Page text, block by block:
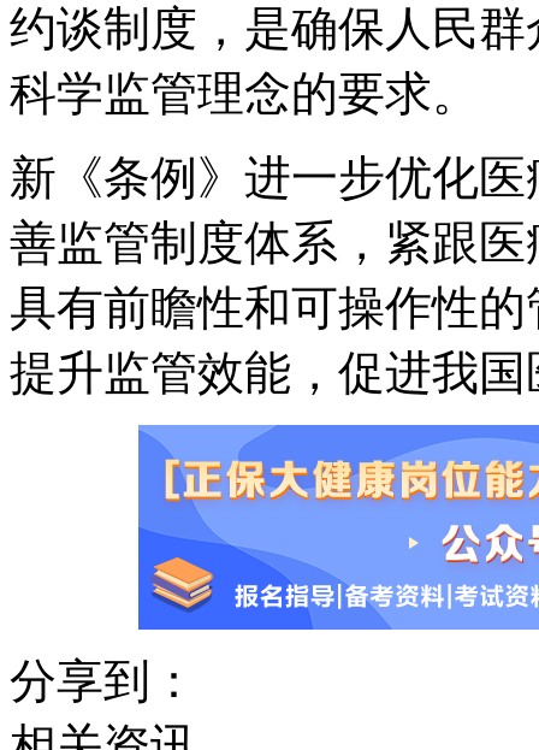
约谈制度，是确保人民
科学监管理念的要求。
新《条例》进一步优化
善监管制度体系，紧跟
具有前瞻性和可操作性
提升监管效能，促进我
分享到：